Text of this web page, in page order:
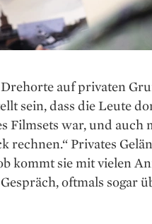
auf privaten
sein, dass die Leute
Filmsets war, und auch
rechnen.“ Privates
kommt sie mit vielen
oftmals sogar